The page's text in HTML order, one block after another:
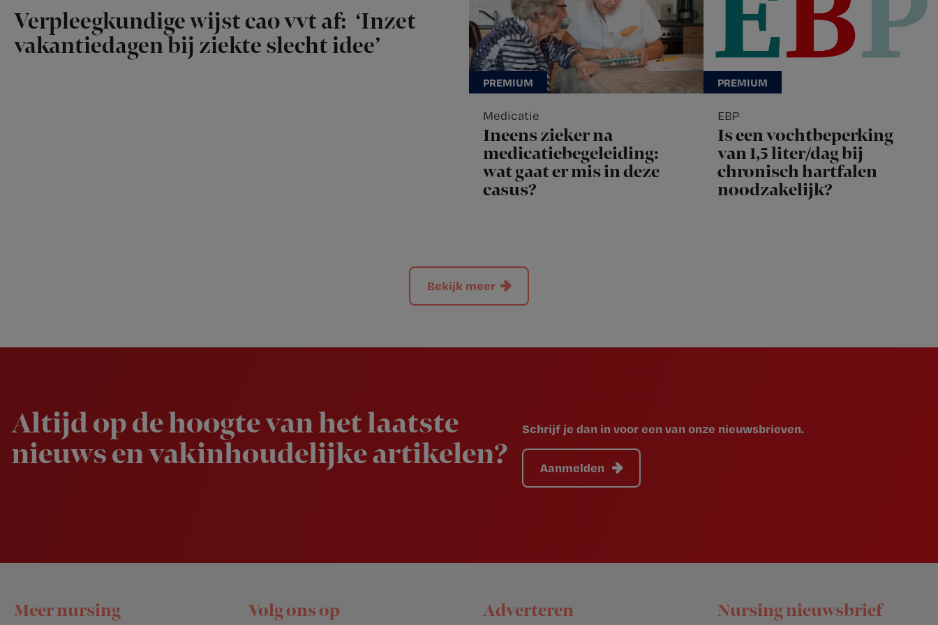
Verpleegkundige wijst cao vvt af: ‘Inzet
vakantiedagen bij ziekte slecht idee’
Medicatie
Ineens zieker na
medicatiebegeleiding:
wat gaat er mis in deze
casus?
EBP
Is een vochtbeperking
van 1,5 liter/dag bij
chronisch hartfalen
noodzakelijk?
Bekijk meer
Altijd op de hoogte van het laatste
nieuws en vakinhoudelijke artikelen?
Schrijf je dan in voor een van onze nieuwsbrieven.
Aanmelden
Footer
Meer nursing Volg ons op Adverteren Nursing nieuwsbrief